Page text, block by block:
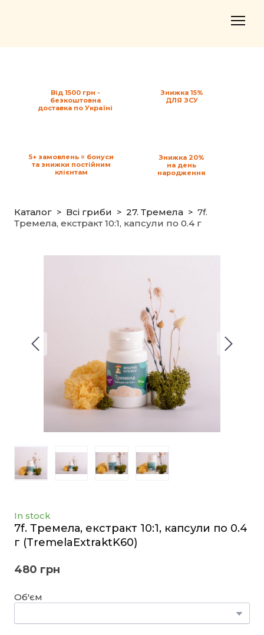
Знижка 15%
ДЛЯ ЗСУ
Від 1500 грн -
безкоштовна
доставка по Україні
5+ замовлень = бонуси
та знижки постійним
клієнтам
Знижка 20%
на день
народження
Каталог Всі гриби 27. Тремела
7f.
Тремела, екстракт 10:1, капсули по 0.4 г
In stock
7f. Тремела, екстракт 10:1, капсули по 0.4
г (TrеmelaExtraktK60)
480 грн
Об'єм